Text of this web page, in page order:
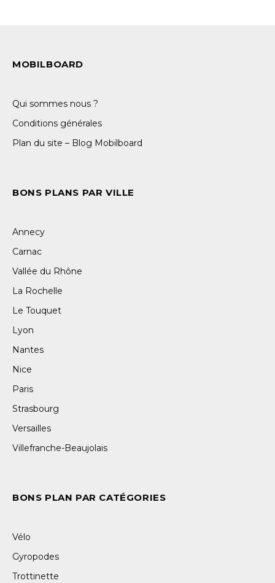
MOBILBOARD
Qui sommes nous ?
Conditions générales
Plan du site – Blog Mobilboard
BONS PLANS PAR VILLE
Annecy
Carnac
Vallée du Rhône
La Rochelle
Le Touquet
Lyon
Nantes
Nice
Paris
Strasbourg
Versailles
Villefranche-Beaujolais
BONS PLAN PAR CATÉGORIES
Vélo
Gyropodes
Trottinette